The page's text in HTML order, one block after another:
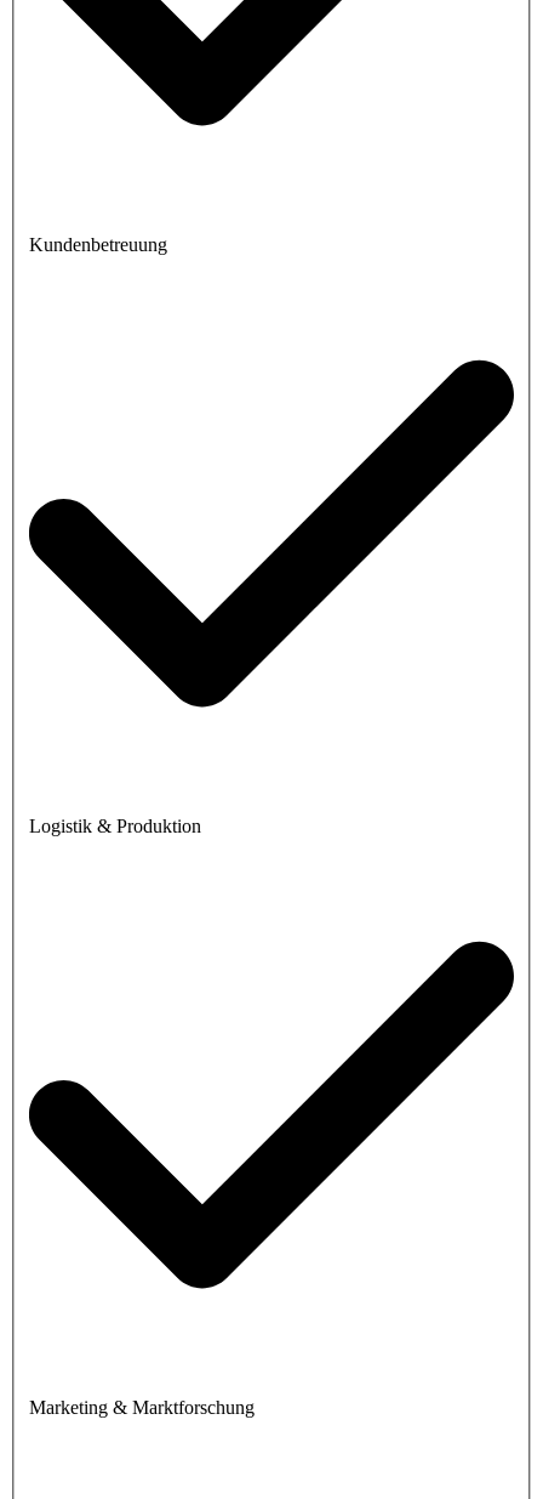
Kundenbetreuung
Logistik & Produktion
Marketing & Marktforschung